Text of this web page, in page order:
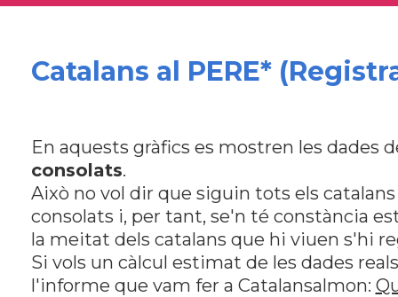
Catalans al PERE*
En aquests gràfics es mostren les dades
consolats.
Això no vol dir que siguin tots els
consolats i, per tant, se'n té constància
la meitat dels catalans que hi viuen s'hi
Si vols un càlcul estimat de les dades
l'informe que vam fer a Catalansalmon: